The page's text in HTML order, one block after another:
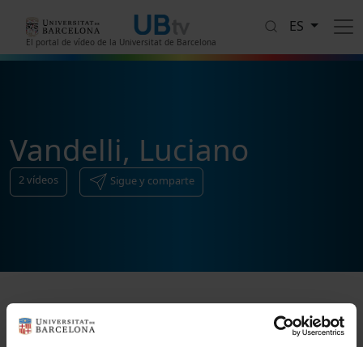
El portal de vídeo de la Universitat de Barcelona
ES
Vandelli, Luciano
2vídeos Sigue y comparte
Ordenar